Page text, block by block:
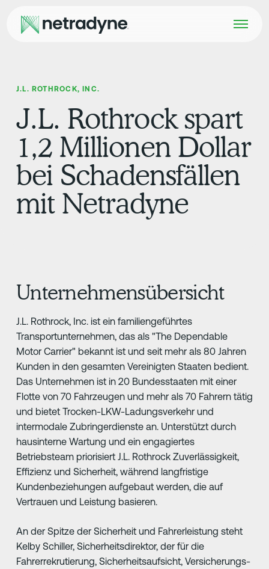
J.L. ROTHROCK, INC.
J.L. Rothrock spart
1,2 Millionen Dollar
bei Schadensfällen
mit Netradyne
Unternehmensübersicht
J.L. Rothrock, Inc. ist ein familiengeführtes
Transportunternehmen, das als "The Dependable
Motor Carrier" bekannt ist und seit mehr als 80 Jahren
Kunden in den gesamten Vereinigten Staaten bedient.
Das Unternehmen ist in 20 Bundesstaaten mit einer
Flotte von 70 Fahrzeugen und mehr als 70 Fahrern tätig
und bietet Trocken-LKW-Ladungsverkehr und
intermodale Zubringerdienste an. Unterstützt durch
hausinterne Wartung und ein engagiertes
Betriebsteam priorisiert J.L. Rothrock Zuverlässigkeit,
Effizienz und Sicherheit, während langfristige
Kundenbeziehungen aufgebaut werden, die auf
Vertrauen und Leistung basieren.
An der Spitze der Sicherheit und Fahrerleistung steht
Kelby Schiller, Sicherheitsdirektor, der für die
Fahrerrekrutierung, Sicherheitsaufsicht, Versicherungs-